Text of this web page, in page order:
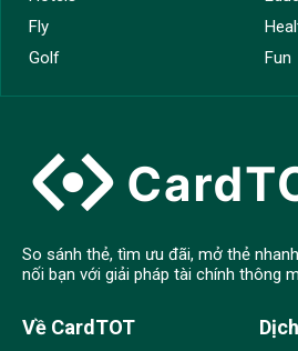
Fly
Golf
Fun
So sánh thẻ, tìm ưu đãi, mở thẻ
nối bạn với giải pháp tài chính thông
Về CardTOT